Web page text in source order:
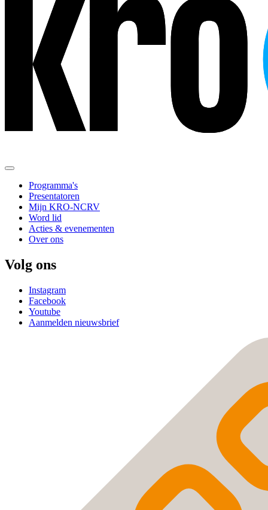
Programma's
Presentatoren
Mijn KRO-NCRV
Word lid
Acties & evenementen
Over ons
Volg ons
Instagram
Facebook
Youtube
Aanmelden nieuwsbrief